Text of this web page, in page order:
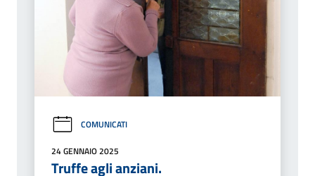
COMUNICATI
24 GENNAIO 2025
Truffe agli anziani.